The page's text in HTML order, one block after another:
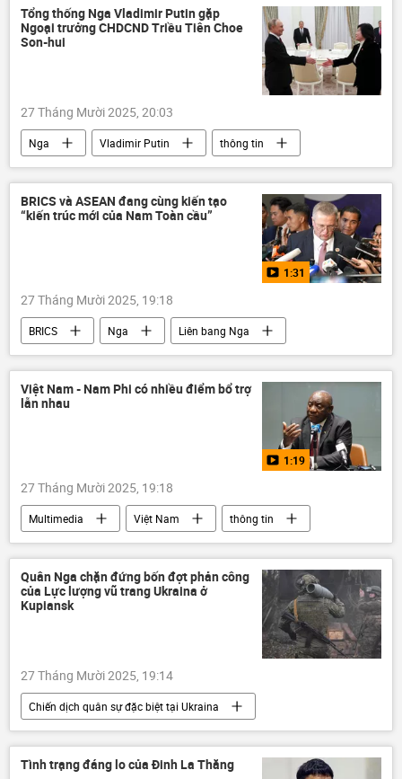
khởi tố FLC
Tổng thống Nga Vladimir Putin gặp
Ngoại trưởng CHDCND Triều Tiên Choe
Son-hui
27 Tháng Mười 2025, 20:03
Nga Vladimir Putin
thông tin
Thế giới
Bắc Triều Tiên
Chính trị
Kim Jong-un
quan hệ
quan hệ quốc tế
BRICS và ASEAN đang cùng kiến tạo
“kiến trúc mới của Nam Toàn cầu”
1:31
27 Tháng Mười 2025, 19:18
BRICS Nga
Liên bang Nga
ASEAN
Hội nghị thượng đỉnh ASEAN
Thế giới
ngoại giao
hợp tác
quan hệ quốc tế
Việt Nam - Nam Phi có nhiều điểm bổ trợ
lẫn nhau
1:19
27 Tháng Mười 2025, 19:18
Multimedia Việt Nam
thông tin
Nam Phi
họp báo
ASEAN
Hội nghị thượng đỉnh ASEAN
hợp tác
quan hệ quốc tế
thương mại
Quân Nga chặn đứng bốn đợt phản công
của Lực lượng vũ trang Ukraina ở
Kupiansk
27 Tháng Mười 2025, 19:14
Chiến dịch quân sự đặc biệt tại Ukraina
Nga
Quân đội Nga
Bộ Quốc phòng Nga
Tình trạng đáng lo của Đinh La Thăng